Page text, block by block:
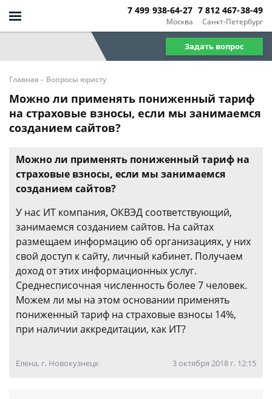
Москва
7 499 938-64-27
Санкт-Петербург
7 812 467-38-49
Задать вопрос
Главная - Вопросы юристу
Можно ли применять пониженный тариф
на страховые взносы, если мы занимаемся
созданием сайтов?
Можно ли применять пониженный тариф на
страховые взносы, если мы занимаемся
созданием сайтов?
У нас ИТ компания, ОКВЭД соответствующий,
занимаемся созданием сайтов. На сайтах
размещаем информацию об организациях, у них
свой доступ к сайту, личный кабинет. Получаем
доход от этих информационных услуг.
Среднесписочная численность более 7 человек.
Можем ли мы на этом основании применять
пониженный тариф на страховые взносы 14%,
при наличии аккредитации, как ИТ?
Елена, г. Новокузнецк 3 октября 2018 г. 12:15